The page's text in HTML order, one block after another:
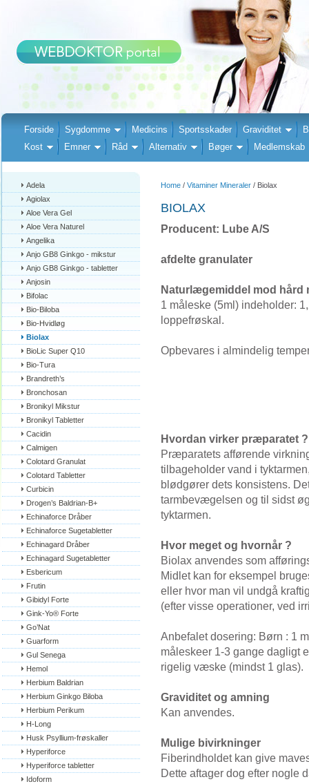
Forside Sygdomme Medicins Sportsskader Graviditet
Kost
Emner Råd Alternativ Bøger Medlemskab
Adela
Agiolax
Aloe Vera Gel
Aloe Vera Naturel
Angelika
Anjo GB8 Ginkgo - mikstur
Anjo GB8 Ginkgo - tabletter
Anjosin
Bifolac
Bio-Biloba
Bio-Hvidløg
Biolax
BioLic Super Q10
Bio-Tura
Brandreth’s
Bronchosan
Bronikyl Mikstur
Bronikyl Tabletter
Cacidin
Calmigen
Colotard Granulat
Colotard Tabletter
Curbicin
Drogen’s Baldrian-B+
Echinaforce Dråber
Echinaforce Sugetabletter
Echinagard Dråber
Echinagard Sugetabletter
Esbericum
Frutin
Gibidyl Forte
Gink-Yo® Forte
Go’Nat
Guarform
Gul Senega
Hemol
Herbium Baldrian
Herbium Ginkgo Biloba
Herbium Perikum
H-Long
Husk Psyllium-frøskaller
Hyperiforce
Hyperiforce tabletter
Idoform
Home / Vitaminer Mineraler / Biolax
BIOLAX
Producent: Lube A/S
afdelte granulater
Naturlægemiddel mod hård
1 måleske (5ml) indeholder:
loppefrøskal.
Opbevares i almindelig
Hvordan virker præparatet ?
Præparatets afførende
tilbageholder vand i
blødgører dets konsistens.
tarmbevægelsen og til sidst
tyktarmen.
Hvor meget og hvornår ?
Biolax anvendes som
Midlet kan for eksempel
eller hvor man vil undgå
(efter visse operationer, ved
Anbefalet dosering: Børn : 1
måleskeer 1-3 gange dagligt
rigelig væske (mindst 1 glas).
Graviditet og amning
Kan anvendes.
Mulige bivirkninger
Fiberindholdet kan give
Dette aftager dog efter nogle